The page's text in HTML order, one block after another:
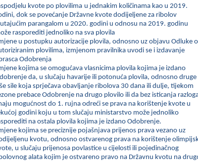
kvote po plovilima u jednakim količinama kao u 2019.
dok se povećanje Državne kvote dodijeljene za ribolov
parangalom u 2020. godini u odnosu na 2019. godinu
rasporediti jednoliko na sva plovila
u postupku autorizacije plovila, odnosno uz objavu Odluke o
plovilima, izmjenom pravilnika uvodi se i izdavanje
Odobrenja
kojima se omogućava vlasnicima plovila kojima je izdano
da, u slučaju havarije ili potonuća plovila, odnosno druge
sile koja sprječava obavljanje ribolova 30 dana ili dulje, tijekom
prebace Odobrenje na drugo plovilo ili da bez isticanja
mogućnost do 1. rujna odreći se prava na korištenje kvote u
godini koju u tom slučaju ministarstvo može jednoliko
na ostala plovila kojima je izdano Odobrenje.
kojima se preciznije pojašnjava prijenos prava vezano uz
kvotu, odnosno ostvarenog prava na korištenje
u slučaju prijenosa povlastice u cijelosti ili pojedinačnog
alata kojim je ostvareno pravo na Državnu kvotu na